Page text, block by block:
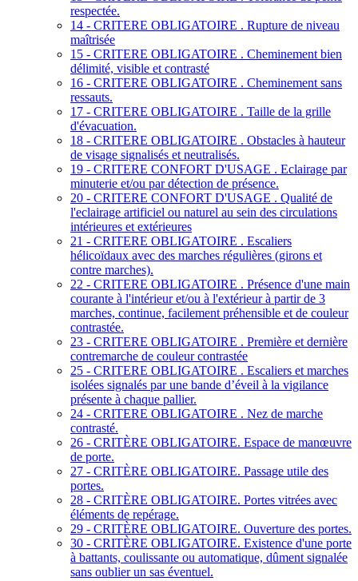
respectée.
14 - CRITERE OBLIGATOIRE . Rupture de niveau
maîtrisée
15 - CRITERE OBLIGATOIRE . Cheminement bien
délimité, visible et contrasté
16 - CRITERE OBLIGATOIRE . Cheminement sans
ressauts.
17 - CRITERE OBLIGATOIRE . Taille de la grille
d'évacuation.
18 - CRITERE OBLIGATOIRE . Obstacles à hauteur
de visage signalisés et neutralisés.
19 - CRITERE CONFORT D'USAGE . Eclairage par
minuterie et/ou par détection de présence.
20 - CRITERE CONFORT D'USAGE . Qualité de
l'eclairage artificiel ou naturel au sein des circulations
intérieures et extérieures
21 - CRITERE OBLIGATOIRE . Escaliers
hélicoïdaux avec des marches régulières (girons et
contre marches).
22 - CRITERE OBLIGATOIRE . Présence d'une main
courante à l'intérieur et/ou à l'extérieur à partir de 3
marches, continue, facilement préhensible et de couleur
contrastée.
23 - CRITERE OBLIGATOIRE . Première et dernière
contremarche de couleur contrastée
25 - CRITERE OBLIGATOIRE . Escaliers et marches
isolées signalés par une bande d’éveil à la vigilance
présente à chaque pallier.
24 - CRITERE OBLIGATOIRE . Nez de marche
contrasté.
26 - CRITÈRE OBLIGATOIRE. Espace de manœuvre
de porte.
27 - CRITÈRE OBLIGATOIRE. Passage utile des
portes.
28 - CRITÈRE OBLIGATOIRE. Portes vitrées avec
éléments de repérage.
29 - CRITÈRE OBLIGATOIRE. Ouverture des portes.
30 - CRITÈRE OBLIGATOIRE. Existence d'une porte
à battants, coulissante ou automatique, dûment signalée
sans oublier un sas éventuel.